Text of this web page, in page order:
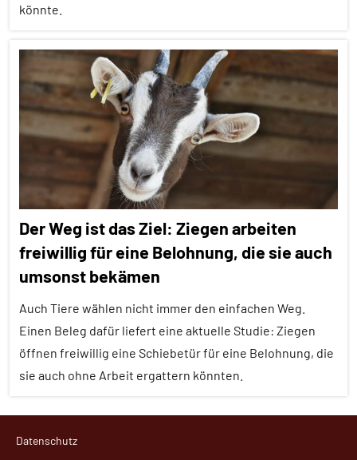
Säugetiere
Tierhaltung
Video-
Interview
Wirbeltiere
könnte.
Alle
Artikel
Alle
Themen
Tiergruppen
Ernährung
Forschung
aktuell
Haustiere
Lernen
und
Kognition
Säugetiere
Wirbeltiere
Der Weg ist das Ziel: Ziegen arbeiten
freiwillig für eine Belohnung, die sie auch
umsonst bekämen
Auch Tiere wählen nicht immer den einfachen Weg.
Einen Beleg dafür liefert eine aktuelle Studie: Ziegen
öffnen freiwillig eine Schiebetür für eine Belohnung, die
sie auch ohne Arbeit ergattern könnten.
Artikel
Datenschutz